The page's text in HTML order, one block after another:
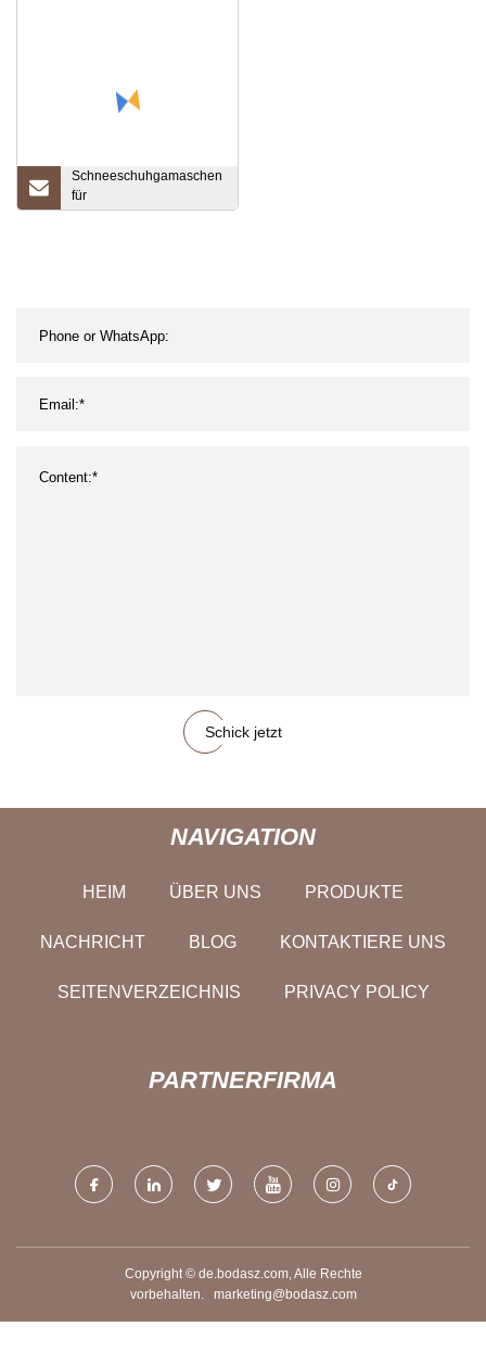
Schneeschuhgamaschen
für
Schneeschuhwanderungen,
Schick jetzt
NAVIGATION
HEIM ÜBER UNS PRODUKTE
NACHRICHT BLOG KONTAKTIERE UNS
SEITENVERZEICHNIS PRIVACY POLICY
PARTNERFIRMA
Copyright © de.bodasz.com, Alle Rechte
vorbehalten. marketing@bodasz.com